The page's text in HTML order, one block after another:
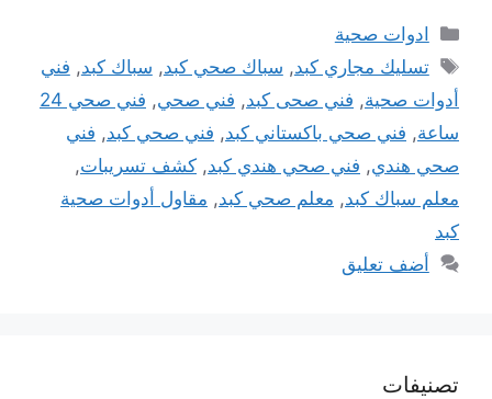
التصنيفات
ادوات صحية
الوسوم
تسليك مجاري كبد, سباك صحي كبد, سباك كبد, فني
أدوات صحية, فني صحى كبد, فني صحي,
فني صحي 24
ساعة, فني صحي باكستاني كبد, فني صحي كبد, فني
صحي هندي, فني صحي هندي كبد, كشف تسريبات,
معلم سباك كبد, معلم صحي كبد, مقاول أدوات صحية
كبد
أضف تعليق
تصنيفات